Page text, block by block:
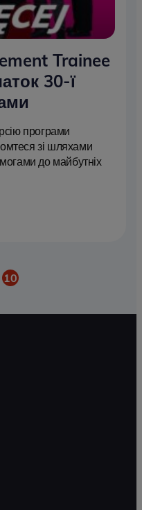
Trainee
30-ї
програми
зі шляхами
до майбутніх
10